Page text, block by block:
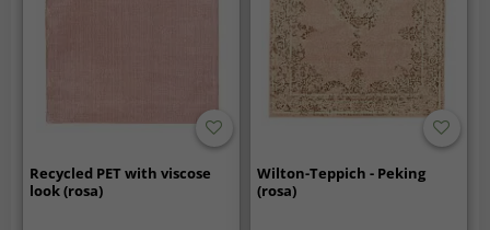
Recycled PET with viscose
look (rosa)
Wilton-Teppich - Peking
(rosa)